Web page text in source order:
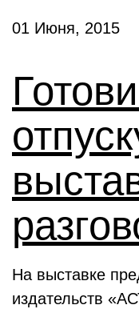
01 Июня, 2015
На выставке
издательств